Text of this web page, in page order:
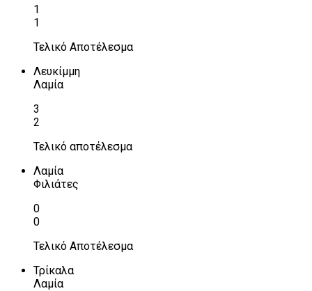
1
1
Τελικό Αποτέλεσμα
Λευκίμμη
Λαμία
3
2
Τελικό αποτέλεσμα
Λαμία
Φιλιάτες
0
0
Τελικό Αποτέλεσμα
Τρίκαλα
Λαμία